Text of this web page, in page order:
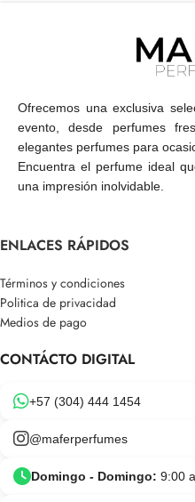
Ofrecemos una exclusiva
evento, desde perfumes
elegantes perfumes para
Encuentra el perfume ideal
una impresión inolvidable.
ENLACES RÁPIDOS
Términos y condiciones
Politica de privacidad
Medios de pago
CONTÁCTO DIGITAL
+57 (304) 444 1454
@maferperfumes
Domingo - Domingo: 9:00